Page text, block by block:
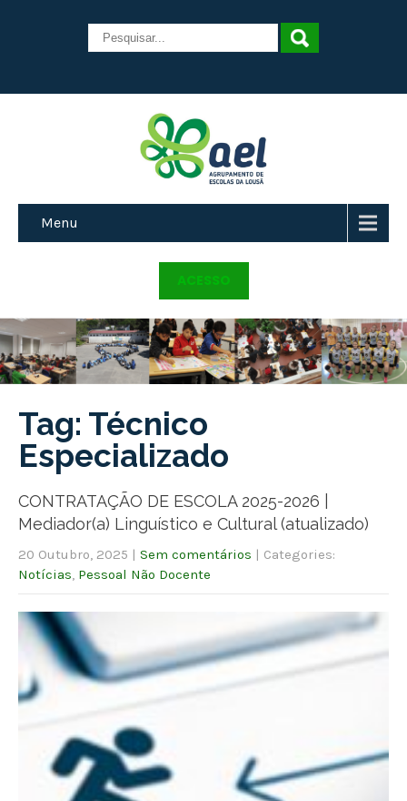
Menu
ACESSO
Tag: Técnico
Especializado
CONTRATAÇÃO DE ESCOLA 2025-2026 |
Mediador(a) Linguístico e Cultural (atualizado)
20 Outubro, 2025 | Sem comentários | Categories:
Notícias Pessoal Não Docente